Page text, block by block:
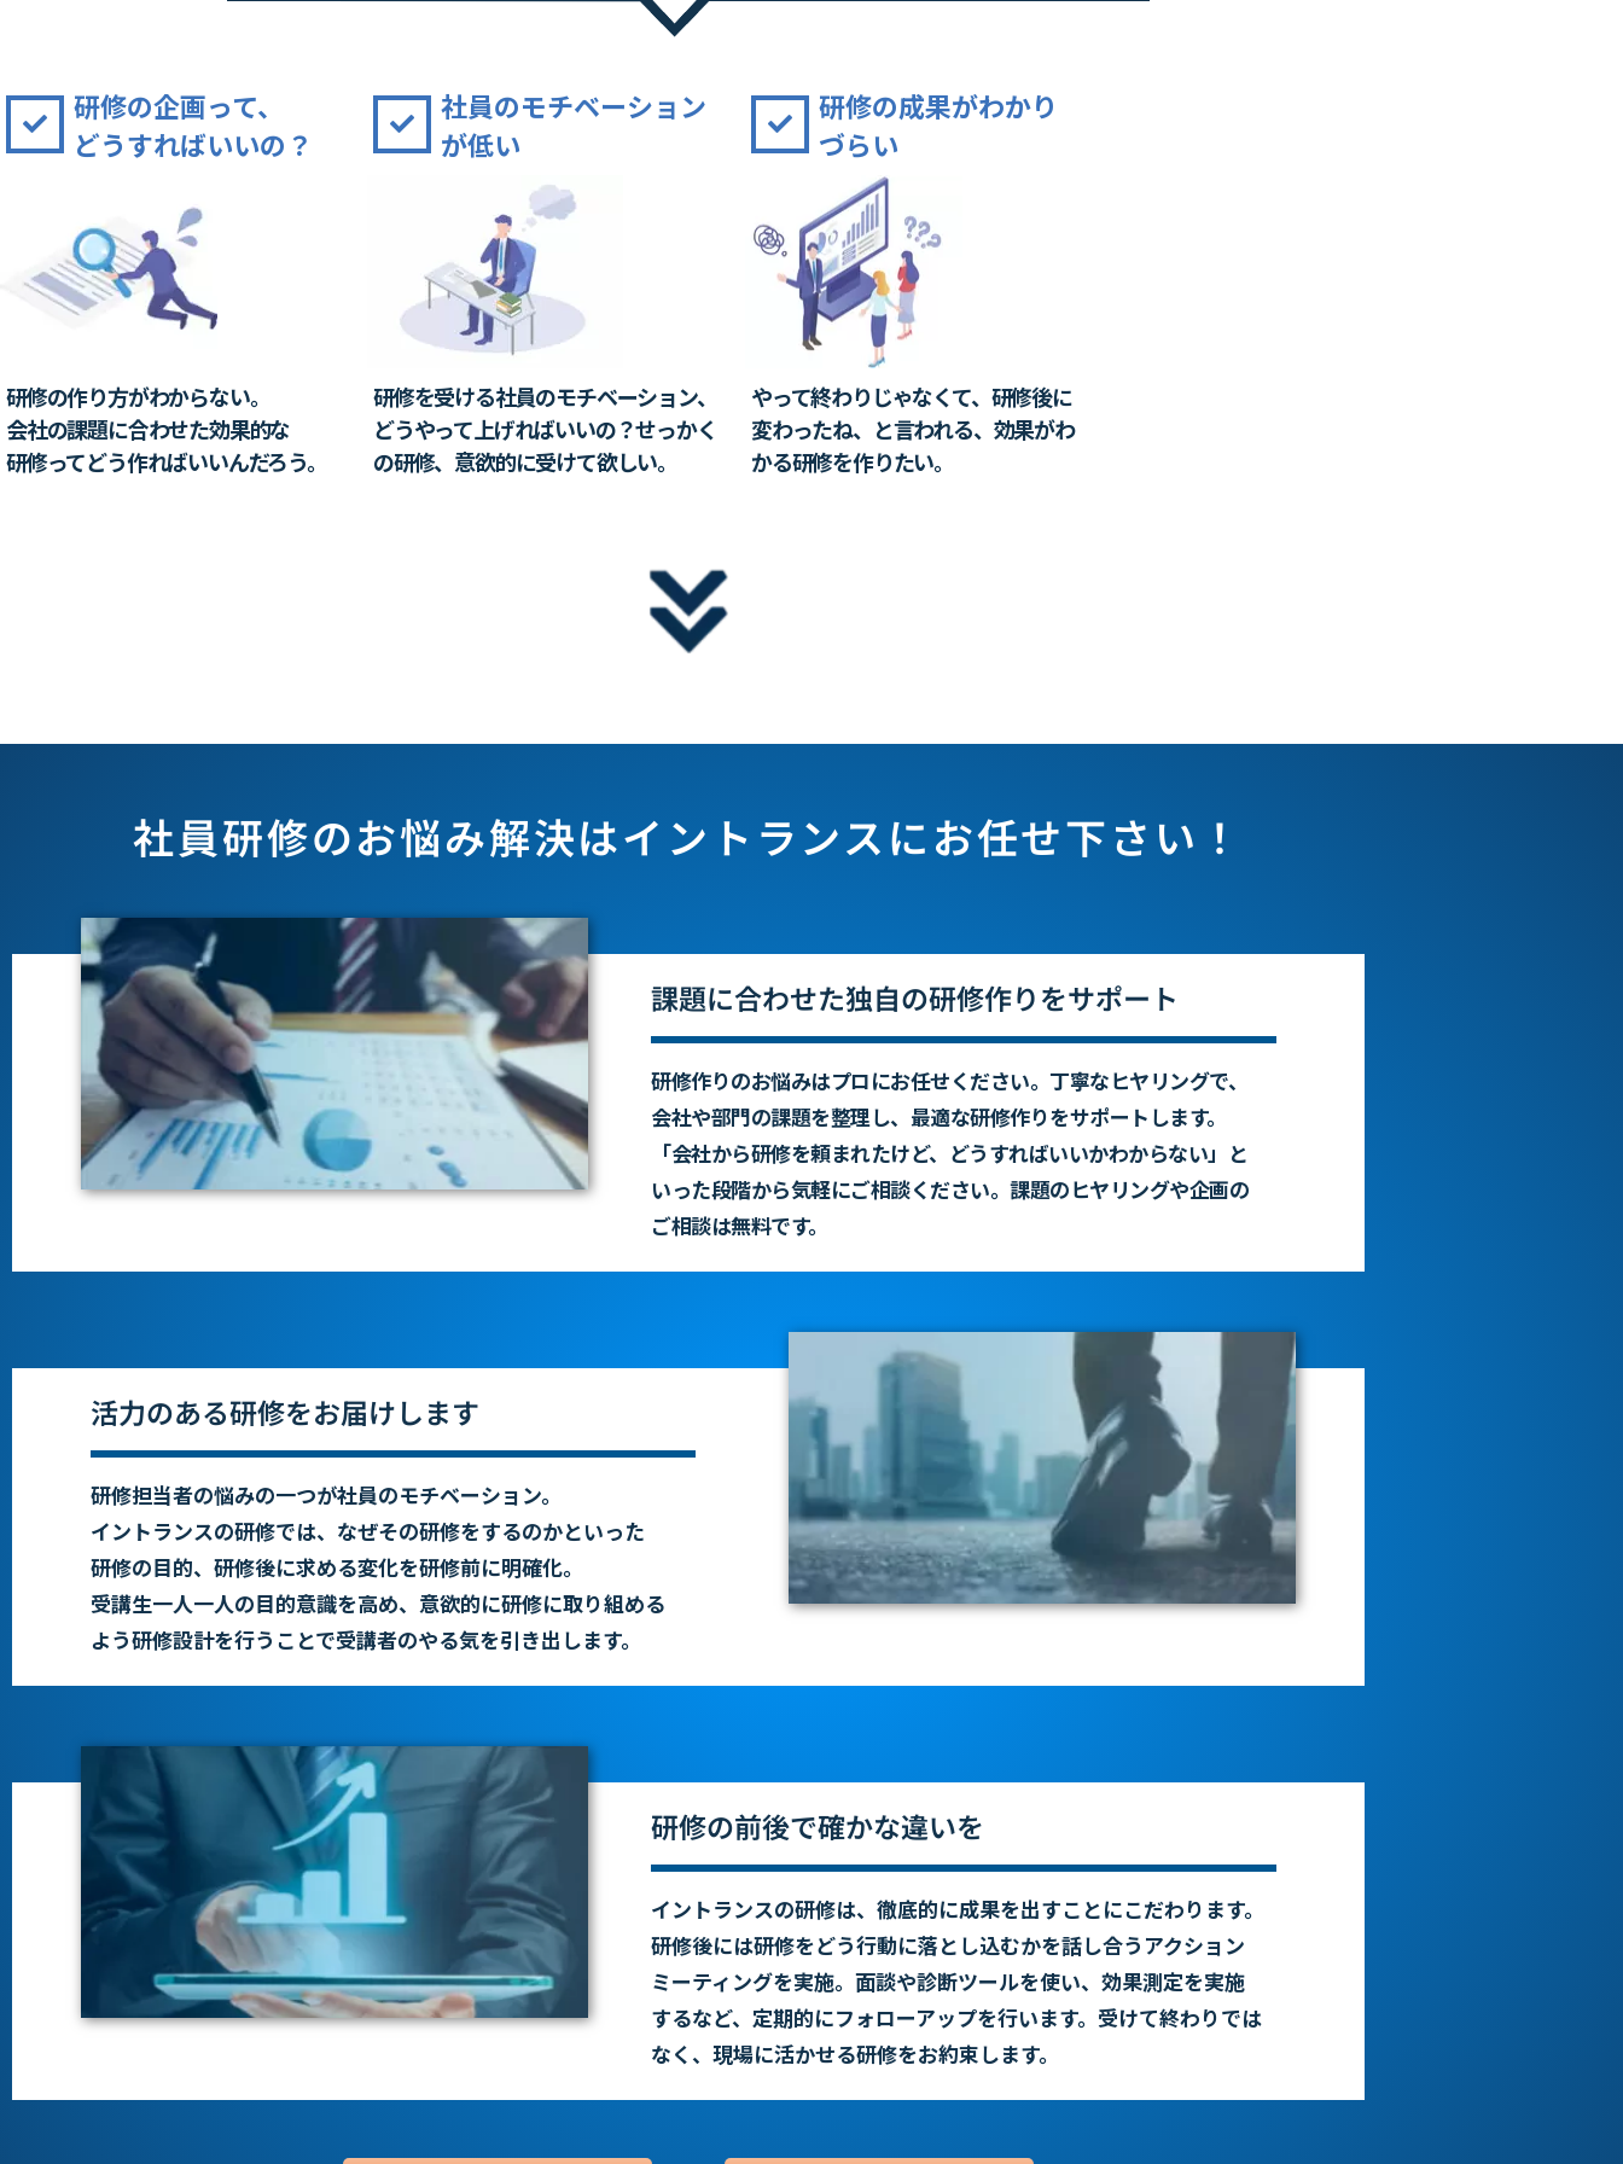
研修の企画って、
どうすればいいの？
研修の作り方がわからない。
会社の課題に合わせた効果的な
研修ってどう作ればいいんだろう。
社員のモチベーション
が低い
研修を受ける社員のモチベーション、
どうやって上げればいいの？せっかく
の研修、意欲的に受けて欲しい。
研修の成果がわかり
づらい
やって終わりじゃなくて、研修後に
変わったね、 と言われる、効果がわ
かる研修を作りたい。
社員研修のお悩み解決はイントランスにお任せ下さい！
課題に合わせた独自の研修作りをサポート
研修作りのお悩みはプロにお任せください。 丁寧なヒヤリングで、
会社や部門の課題を整理し、最適な研修作りをサポートします。
「会社から研修を頼まれたけど、どうすればいいかわからない」と
いった段階から気軽にご相談ください。課題のヒヤリングや企画の
ご相談は無料です。
活力のある研修をお届けします
研修担当者の悩みの一つが社員のモチベーション。
イントランスの研修では、なぜその研修をするのかといった
研修の目的、 研修後に求める変化を研修前に明確化。
受講生一人一人の目的意識を高め、 意欲的に研修に取り組める
よう研修設計を行うことで受講者のやる気を引き出します。
研修の前後で確かな違いを
イントランスの研修は、徹底的に成果を出すことにこだわります。
研修後には研修をどう行動に落とし込むかを話し合うアクション
ミーティングを実施。面談や診断ツールを使い、効果測定を実施
するなど、定期的にフォローアップを行います。受けて終わりでは
なく、現場に活かせる研修をお約束します。